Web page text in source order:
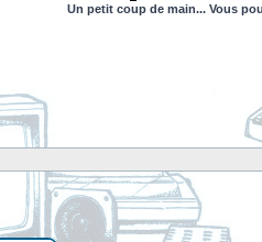
Un petit coup de main... Vous